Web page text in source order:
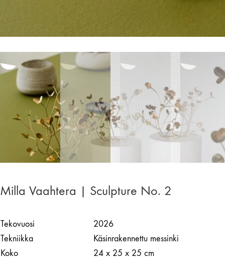
Milla Vaahtera | Sculpture No. 2
Tekovuosi
2026
Tekniikka
Käsinrakennettu messinki
Koko
24 x 25 x 25 cm